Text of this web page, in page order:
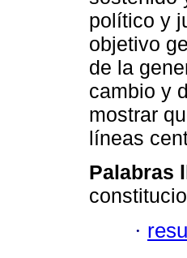
político y
objetivo
de la
cambio y
mostrar
líneas
Palabras
·